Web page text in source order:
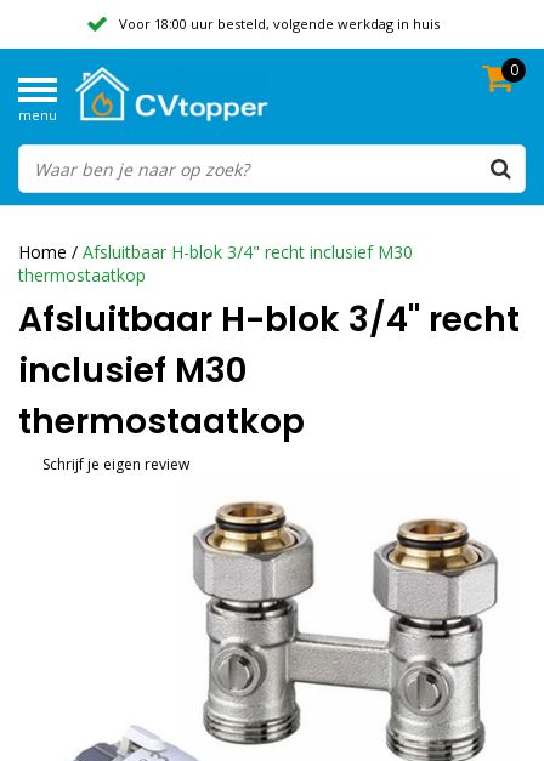
Voor 18:00 uur besteld, volgende werkdag in huis
Beoordeeld met een 9,8
menu
0
Home / Afsluitbaar H-blok 3/4" recht inclusief M30
thermostaatkop
Afsluitbaar H-blok 3/4" recht
inclusief M30
thermostaatkop
Schrijf je eigen review